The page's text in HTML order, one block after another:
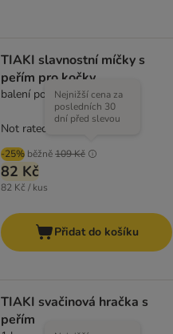
TIAKI slavnostní míčky s
peřím pro kočky
balení po 3 kusech
-25% běžně109 Kč
Nejnižší cena za
posledních 30
dní před slevou
82 Kč
82 Kč / kus
Not rated
Přidat do košíku
TIAKI svačinová hračka s
peřím